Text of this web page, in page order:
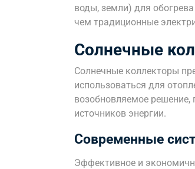
воды, земли) для
чем традиционные
Солнечные
Солнечные коллекторы
использоваться для
возобновляемое
источников энергии.
Современные
Эффективное и